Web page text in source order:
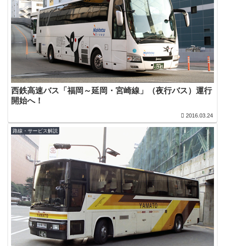
西鉄高速バス「福岡～延岡・宮崎線」（夜行バス）運行
開始へ！
2016.03.24
路線・サービス解説